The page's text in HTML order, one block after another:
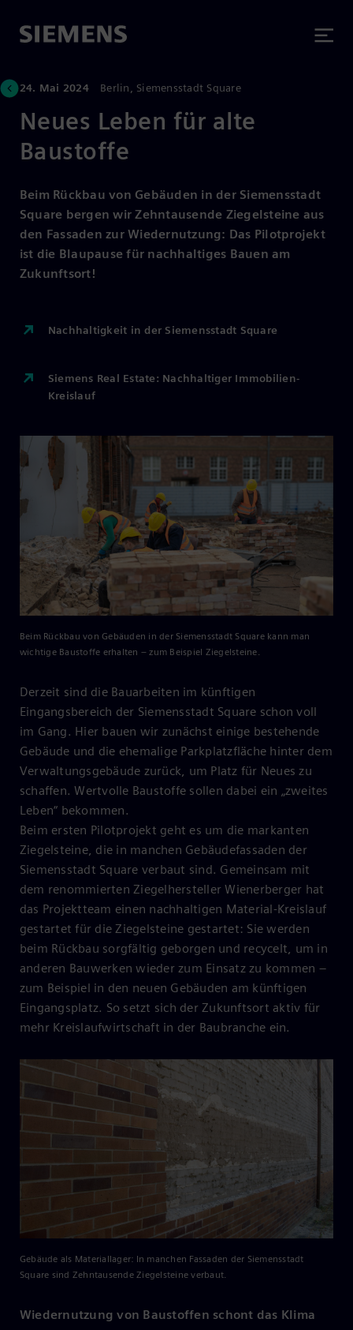
24. Mai 2024 Berlin, Siemensstadt Square
Neues Leben für alte
Baustoffe
Beim Rückbau von Gebäuden in der Siemensstadt
Square bergen wir Zehntausende Ziegelsteine aus
den Fassaden zur Wiedernutzung: Das Pilotprojekt
ist die Blaupause für nachhaltiges Bauen am
Zukunftsort!
Nachhaltigkeit in der Siemensstadt Square
Siemens Real Estate: Nachhaltiger Immobilien-
Kreislauf
Beim Rückbau von Gebäuden in der Siemensstadt Square kann man
wichtige Baustoffe erhalten – zum Beispiel Ziegelsteine.
Derzeit sind die Bauarbeiten im künftigen
Eingangsbereich der Siemensstadt Square schon voll
im Gang. Hier bauen wir zunächst einige bestehende
Gebäude und die ehemalige Parkplatzfläche hinter dem
Verwaltungsgebäude zurück, um Platz für Neues zu
schaffen. Wertvolle Baustoffe sollen dabei ein „zweites
Leben“ bekommen.
Beim ersten Pilotprojekt geht es um die markanten
Ziegelsteine, die in manchen Gebäudefassaden der
Siemensstadt Square verbaut sind. Gemeinsam mit
dem renommierten Ziegelhersteller Wienerberger hat
das Projektteam einen nachhaltigen Material-Kreislauf
gestartet für die Ziegelsteine gestartet: Sie werden
beim Rückbau sorgfältig geborgen und recycelt, um in
anderen Bauwerken wieder zum Einsatz zu kommen –
zum Beispiel in den neuen Gebäuden am künftigen
Eingangsplatz. So setzt sich der Zukunftsort aktiv für
mehr Kreislaufwirtschaft in der Baubranche ein.
Gebäude als Materiallager: In manchen Fassaden der Siemensstadt
Square sind Zehntausende Ziegelsteine verbaut.
Wiedernutzung von Baustoffen schont das Klima